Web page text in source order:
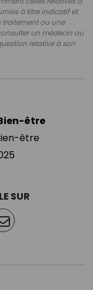
à titre indicatif et
ou une
un médecin ou
relative à son
être
être
SUR